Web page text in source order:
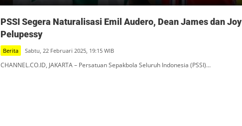
PSSI Segera Naturalisasi Emil Audero, Dean James dan Joy
Pelupessy
Berita Sabtu, 22 Februari 2025, 19:15 WIB
CHANNEL.CO.ID, JAKARTA – Persatuan Sepakbola Seluruh Indonesia (PSSI)…